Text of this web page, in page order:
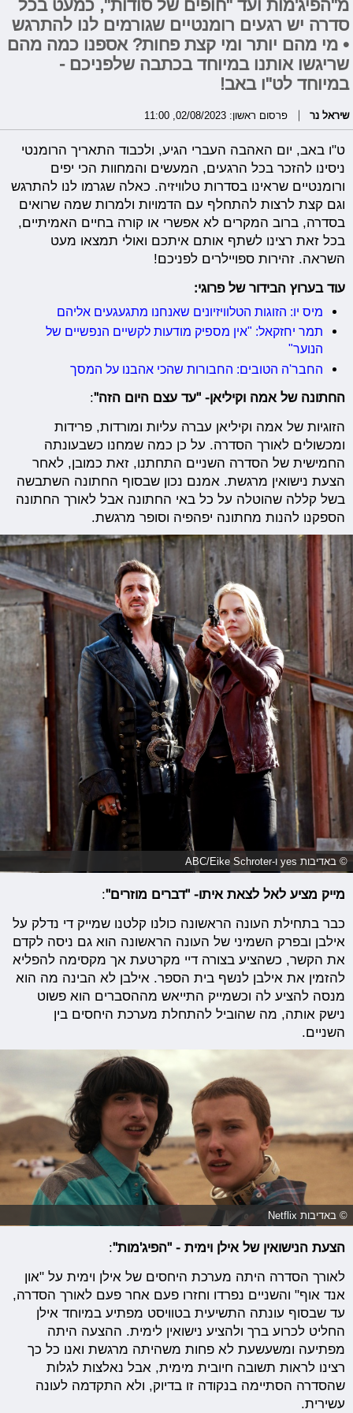
מ"הפיג'מות ועד "חופים של סודות", כמעט בכל
סדרה יש רגעים רומנטיים שגורמים לנו להתרגש
• מי מהם יותר ומי קצת פחות? אספנו כמה מהם
שריגשו אותנו במיוחד בכתבה שלפניכם -
במיוחד לט"ו באב!
שיראל נר פרסום ראשון: 02/08/2023, 11:00
ט"ו באב, יום האהבה העברי הגיע, ולכבוד התאריך הרומנטי
ניסינו להזכר בכל הרגעים, המעשים והמחוות הכי יפים
ורומנטיים שראינו בסדרות טלוויזיה. כאלה שגרמו לנו להתרגש
וגם קצת לרצות להתחלף עם הדמויות ולמרות שמה שרואים
בסדרה, ברוב המקרים לא אפשרי או קורה בחיים האמיתיים,
בכל זאת רצינו לשתף אותם איתכם ואולי תמצאו מעט
השראה. זהירות ספויילרים לפניכם!
עוד בערוץ הבידור של פרוגי:
מיס יו: הזוגות הטלוויזיונים שאנחנו מתגעגעים אליהם
תמר יחזקאל: "אין מספיק מודעות לקשיים הנפשיים של
הנוער"
החבר'ה הטובים: החבורות שהכי אהבנו על המסך
החתונה של אמה וקיליאן- "עד עצם היום הזה":
הזוגיות של אמה וקיליאן עברה עליות ומורדות, פרידות
ומכשולים לאורך הסדרה. על כן כמה שמחנו כשבעונתה
החמישית של הסדרה השניים התחתנו, זאת כמובן, לאחר
הצעת נישואין מרגשת. אמנם נכון שבסוף החתונה השתבשה
בשל קללה שהוטלה על כל באי החתונה אבל לאורך החתונה
הספקנו להנות מחתונה יפהפיה וסופר מרגשת.
© באדיבות yes ו-ABC/Eike Schroter
מייק מציע לאל לצאת איתו- "דברים מוזרים":
כבר בתחילת העונה הראשונה כולנו קלטנו שמייק די נדלק על
אילבן ובפרק השמיני של העונה הראשונה הוא גם ניסה לקדם
את הקשר, כשהציע בצורה דיי מקרטעת אך מקסימה להפליא
להזמין את אילבן לנשף בית הספר. אילבן לא הבינה מה הוא
מנסה להציע לה וכשמייק התייאש מההסברים הוא פשוט
נישק אותה, מה שהוביל להתחלת מערכת היחסים בין
השניים.
© באדיבות Netflix
הצעת הנישואין של אילן וימית - "הפיג'מות":
לאורך הסדרה היתה מערכת היחסים של אילן וימית על "און
אנד אוף" והשניים נפרדו וחזרו פעם אחר פעם לאורך הסדרה,
עד שבסוף עונתה התשיעית בטוויסט מפתיע במיוחד אילן
החליט לכרוע ברך ולהציע נישואין לימית. ההצעה היתה
מפתיעה ומשעשעת לא פחות משהיתה מרגשת ואנו כל כך
רצינו לראות תשובה חיובית מימית, אבל נאלצות לגלות
שהסדרה הסתיימה בנקודה זו בדיוק, ולא התקדמה לעונה
עשירית.